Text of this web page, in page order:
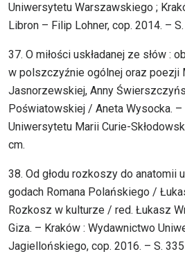
Uniwersytetu Warszawskiego ;
Libron – Filip Lohner, cop. 2014. –
37. O miłości uskładanej ze słów :
w polszczyźnie ogólnej oraz poezji
Jasnorzewskiej, Anny
Poświatowskiej / Aneta Wysocka.
Uniwersytetu Marii Curie-
cm.
38. Od głodu rozkoszy do anatomii
godach Romana Polańskiego /
Rozkosz w kulturze / red. Łukasz
Giza. – Kraków : Wydawnictwo
Jagiellońskiego, cop. 2016. – S.